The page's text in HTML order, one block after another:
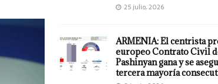
25 julio, 2026
ARMENIA: El centrista
europeo Contrato Civil
Pashinyan gana y se
tercera mayoría